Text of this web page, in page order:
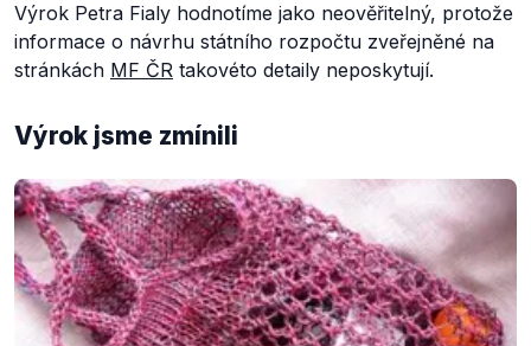
Výrok Petra Fialy hodnotíme jako neověřitelný, protože
informace o návrhu státního rozpočtu zveřejněné na
stránkách MF ČR takovéto detaily neposkytují.
Výrok jsme zmínili